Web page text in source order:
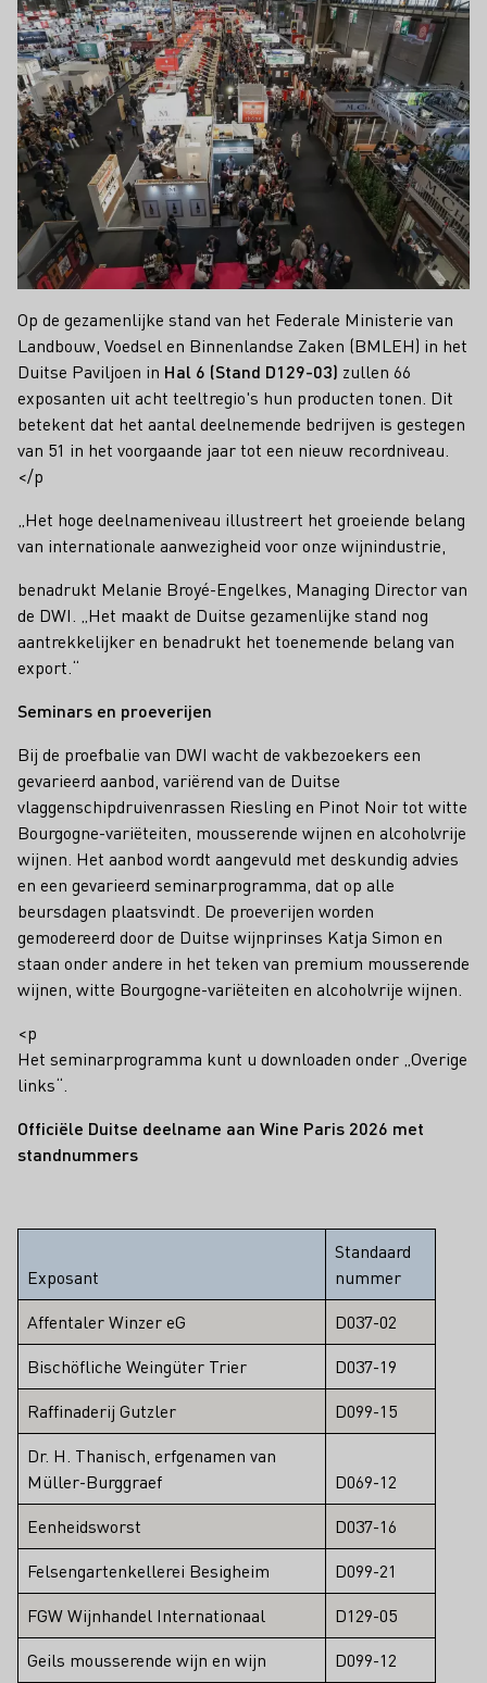
Op de gezamenlijke stand van het Federale Ministerie van
Landbouw, Voedsel en Binnenlandse Zaken (BMLEH) in het
Duitse Paviljoen in Hal 6 (Stand D129-03) zullen 66
exposanten uit acht teeltregio's hun producten tonen. Dit
betekent dat het aantal deelnemende bedrijven is gestegen
van 51 in het voorgaande jaar tot een nieuw recordniveau.
</p
„Het hoge deelnameniveau illustreert het groeiende belang
van internationale aanwezigheid voor onze wijnindustrie,
benadrukt Melanie Broyé-Engelkes, Managing Director van
de DWI. „Het maakt de Duitse gezamenlijke stand nog
aantrekkelijker en benadrukt het toenemende belang van
export.“
Seminars en proeverijen
Bij de proefbalie van DWI wacht de vakbezoekers een
gevarieerd aanbod, variërend van de Duitse
vlaggenschipdruivenrassen Riesling en Pinot Noir tot witte
Bourgogne-variëteiten, mousserende wijnen en alcoholvrije
wijnen. Het aanbod wordt aangevuld met deskundig advies
en een gevarieerd seminarprogramma, dat op alle
beursdagen plaatsvindt. De proeverijen worden
gemodereerd door de Duitse wijnprinses Katja Simon en
staan onder andere in het teken van premium mousserende
wijnen, witte Bourgogne-variëteiten en alcoholvrije wijnen.
<p
Het seminarprogramma kunt u downloaden onder „Overige
links“.
Officiële Duitse deelname aan Wine Paris 2026 met
standnummers
Exposant
Standaard
nummer
Affentaler Winzer eG
D037-02
Bischöfliche Weingüter Trier
D037-19
Raffinaderij Gutzler
D099-15
Dr. H. Thanisch, erfgenamen van
Müller-Burggraef
D069-12
Eenheidsworst
D037-16
Felsengartenkellerei Besigheim
D099-21
FGW Wijnhandel Internationaal
D129-05
Geils mousserende wijn en wijn
D099-12